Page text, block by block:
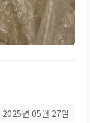
2025년 05월 27일